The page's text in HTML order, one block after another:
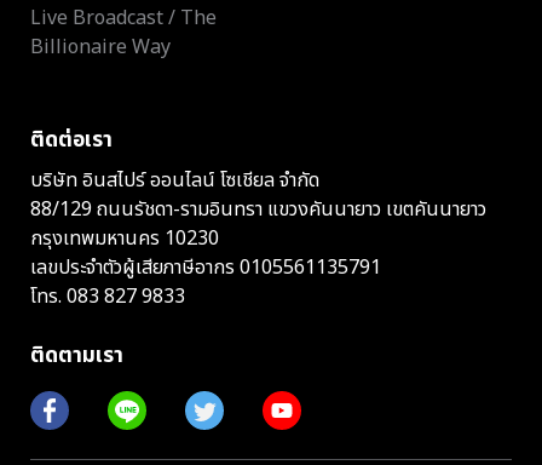
Live Broadcast / The
Billionaire Way
ติดต่อเรา
บริษัท อินสไปร์ ออนไลน์ โซเชียล จำกัด
88/129 ถนนรัชดา-รามอินทรา แขวงคันนายาว เขตคันนายาว
กรุงเทพมหานคร 10230
เลขประจำตัวผู้เสียภาษีอากร 0105561135791
โทร. 083 827 9833
ติดตามเรา